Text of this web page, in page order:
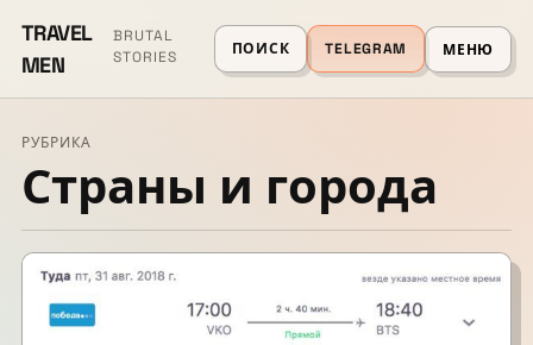
TRAVEL
MEN
BRUTAL
STORIES
ПОИСК TELEGRAM МЕНЮ
РУБРИКА
Страны и города